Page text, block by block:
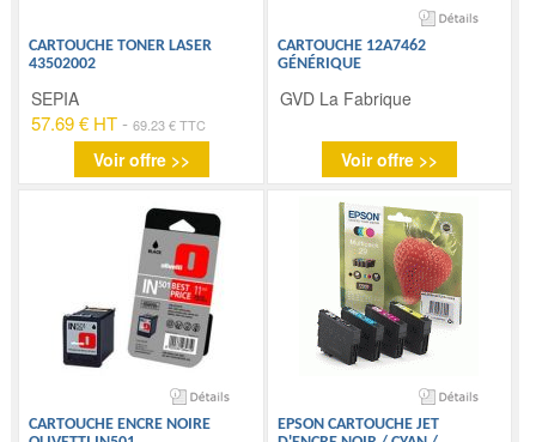
CARTOUCHE TONER LASER
43502002
SEPIA
57.69 € HT -69.23 € TTC
Voir offre >>
CARTOUCHE 12A7462
GÉNÉRIQUE
GVD La Fabrique
Voir offre >>
CARTOUCHE ENCRE NOIRE
EPSON CARTOUCHE JET